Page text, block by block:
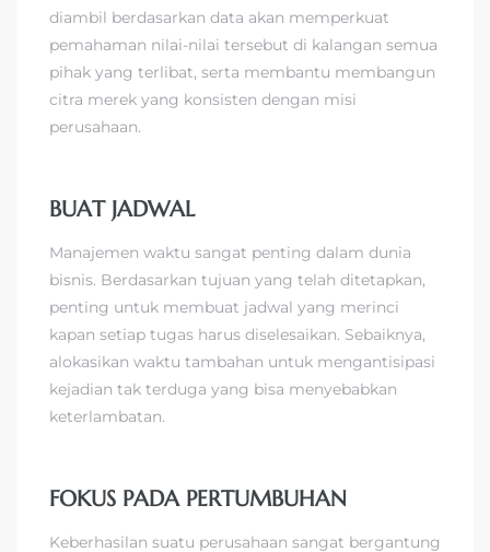
diambil berdasarkan data akan memperkuat
pemahaman nilai-nilai tersebut di kalangan semua
pihak yang terlibat, serta membantu membangun
citra merek yang konsisten dengan misi
perusahaan.
BUAT JADWAL
Manajemen waktu sangat penting dalam dunia
bisnis. Berdasarkan tujuan yang telah ditetapkan,
penting untuk membuat jadwal yang merinci
kapan setiap tugas harus diselesaikan. Sebaiknya,
alokasikan waktu tambahan untuk mengantisipasi
kejadian tak terduga yang bisa menyebabkan
keterlambatan.
FOKUS PADA PERTUMBUHAN
Keberhasilan suatu perusahaan sangat bergantung